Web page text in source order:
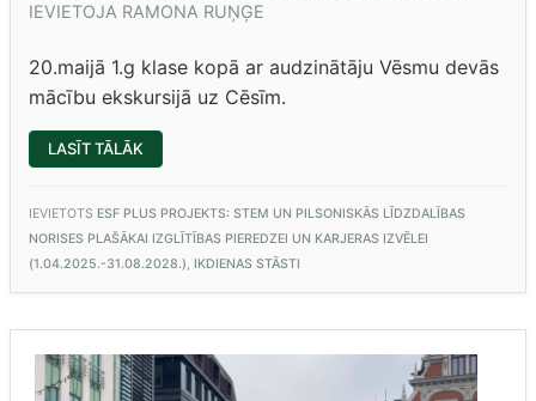
IEVIETOJA RAMONA RUŅĢE
20.maijā 1.g klase kopā ar audzinātāju Vēsmu devās
mācību ekskursijā uz Cēsīm.
LASĪT TĀLĀK
IEPAZĪST
CIEMOJAS
IEVIETOTS ESF PLUS PROJEKTS: STEM UN PILSONISKĀS LĪDZDALĪBAS
NORISES PLAŠĀKAI IZGLĪTĪBAS PIEREDZEI UN KARJERAS IZVĒLEI
(1.04.2025.-31.08.2028.), IKDIENAS STĀSTI